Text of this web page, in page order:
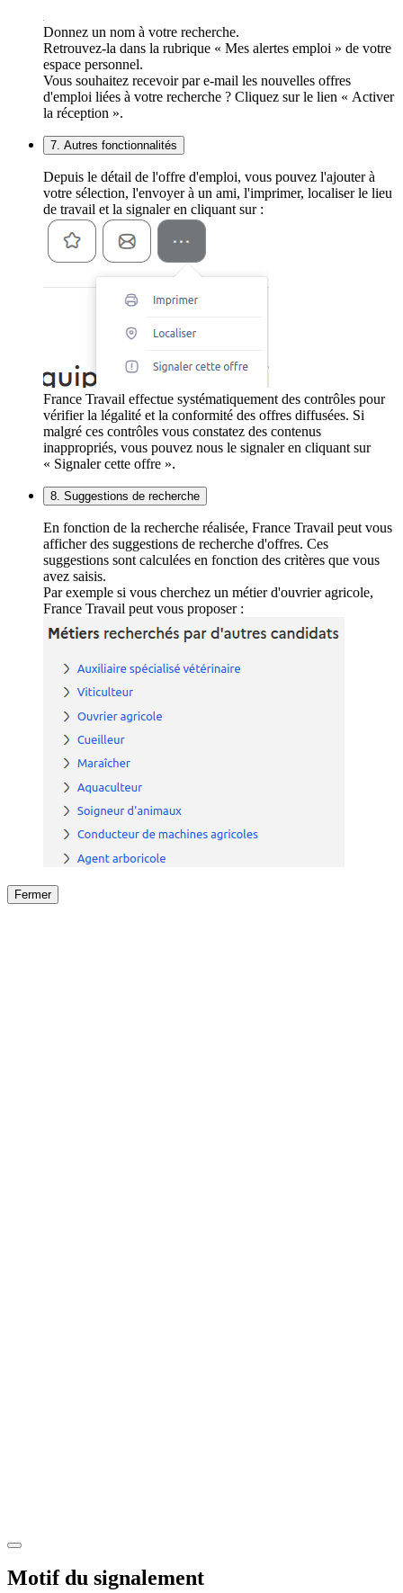
Donnez un nom à votre recherche.
Retrouvez-la dans la rubrique « Mes alertes emploi » de votre
espace personnel.
Vous souhaitez recevoir par e-mail les nouvelles offres
d'emploi liées à votre recherche ? Cliquez sur le lien « Activer
la réception ».
7. Autres fonctionnalités
Depuis le détail de l'offre d'emploi, vous pouvez l'ajouter à
votre sélection, l'envoyer à un ami, l'imprimer, localiser le lieu
de travail et la signaler en cliquant sur :
France Travail effectue systématiquement des contrôles pour
vérifier la légalité et la conformité des offres diffusées. Si
malgré ces contrôles vous constatez des contenus
inappropriés, vous pouvez nous le signaler en cliquant sur
« Signaler cette offre ».
8. Suggestions de recherche
En fonction de la recherche réalisée, France Travail peut vous
afficher des suggestions de recherche d'offres. Ces
suggestions sont calculées en fonction des critères que vous
avez saisis.
Par exemple si vous cherchez un métier d'ouvrier agricole,
France Travail peut vous proposer :
Fermer
Motif du signalement